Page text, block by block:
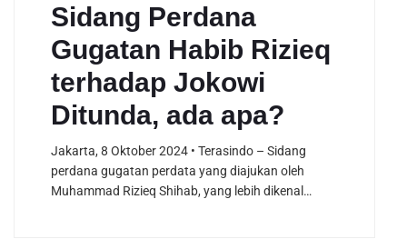
Sidang Perdana
Gugatan Habib Rizieq
terhadap Jokowi
Ditunda, ada apa?
Jakarta, 8 Oktober 2024 • Terasindo – Sidang
perdana gugatan perdata yang diajukan oleh
Muhammad Rizieq Shihab, yang lebih dikenal…